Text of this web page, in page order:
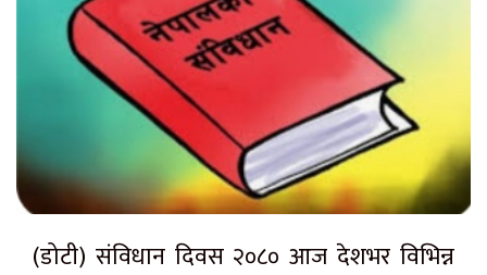
(डोटी) संविधान दिवस २०८० आज देशभर विभिन्न